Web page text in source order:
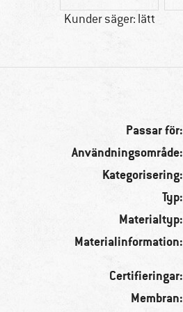
Kunder säger: lätt
Passar för:
Användningsområde:
Kategorisering:
Typ:
Materialtyp:
Materialinformation:
Certifieringar:
Membran: